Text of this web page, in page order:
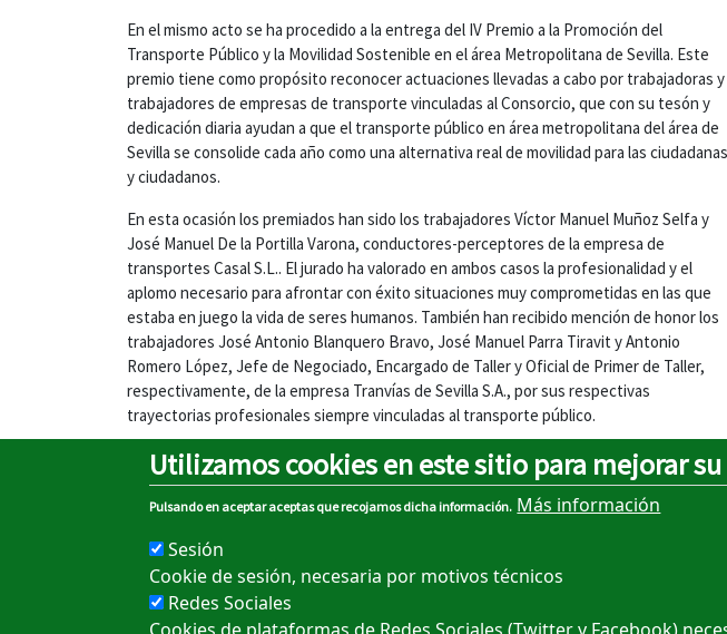
En el mismo acto se ha procedido a la entrega del IV Premio a la Promoción del
Transporte Público y la Movilidad Sostenible en el área Metropolitana de Sevilla. Este
premio tiene como propósito reconocer actuaciones llevadas a cabo por trabajadoras y
trabajadores de empresas de transporte vinculadas al Consorcio, que con su tesón y
dedicación diaria ayudan a que el transporte público en área metropolitana del área de
Sevilla se consolide cada año como una alternativa real de movilidad para las ciudadanas
y ciudadanos.
En esta ocasión los premiados han sido los trabajadores Víctor Manuel Muñoz Selfa y
José Manuel De la Portilla Varona, conductores-perceptores de la empresa de
transportes Casal S.L.. El jurado ha valorado en ambos casos la profesionalidad y el
aplomo necesario para afrontar con éxito situaciones muy comprometidas en las que
estaba en juego la vida de seres humanos. También han recibido mención de honor los
trabajadores José Antonio Blanquero Bravo, José Manuel Parra Tiravit y Antonio
Romero López, Jefe de Negociado, Encargado de Taller y Oficial de Primer de Taller,
respectivamente, de la empresa Tranvías de Sevilla S.A., por sus respectivas
trayectorias profesionales siempre vinculadas al transporte público.
Sobre el portal
Aviso legal
Política de cookies
Utilizamos cookies en este sitio para mejorar
Pulsando en aceptar aceptas que recojamos dicha información. Más información
Sesión
Cookie de sesión, necesaria por motivos técnicos
Redes Sociales